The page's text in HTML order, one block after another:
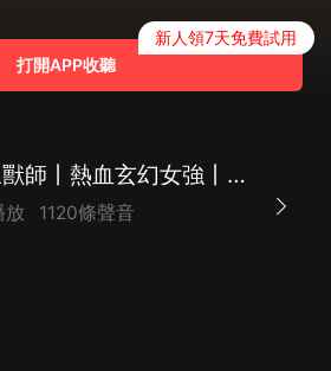
打開APP收聽
新人領7天免費試用
逆天馭獸師丨熱血玄幻女強丨妖奈奈丶六口羊領銜多人有聲劇
放 1120條聲音